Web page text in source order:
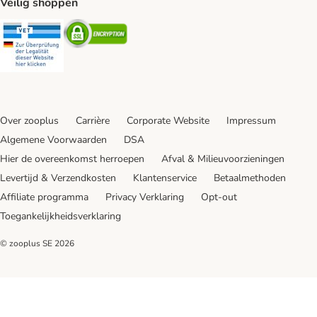
Security Security
Over zooplus Carrière Corporate Website
Impressum
Algemene Voorwaarden
DSA
Hier de overeenkomst herroepen
Afval & Milieuvoorzieningen
Levertijd & Verzendkosten
Klantenservice
Betaalmethoden
Affiliate programma
Privacy Verklaring
Opt-out
Toegankelijkheidsverklaring
© zooplus SE 2026